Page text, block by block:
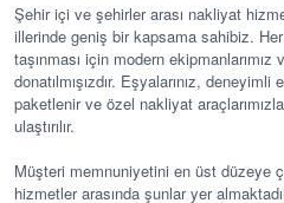
Şehir içi ve şehirler arası nakliyat
illerinde geniş bir kapsama sahibiz.
taşınması için modern
donatılmışızdır. Eşyalarınız,
paketlenir ve özel nakliyat
ulaştırılır.
Müşteri memnuniyetini en üst düzeye
hizmetler arasında şunlar yer